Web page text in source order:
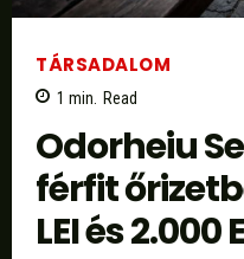
TÁRSADALOM
1 min. Read
Odorheiu
férfit
LEI és